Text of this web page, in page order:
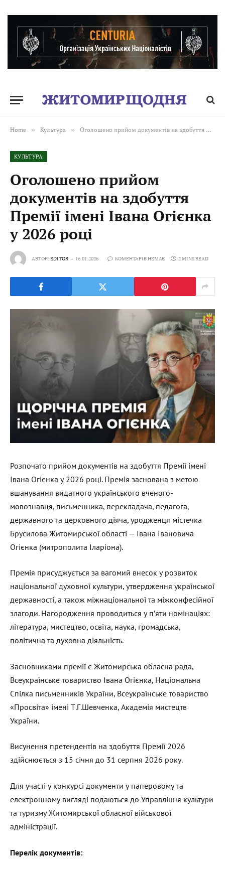
Home » Культура » Оголошено прийом документів на здобуття Премії імені Івана Огієнка у 2026 році
КУЛЬТУРА
Оголошено прийом
документів на здобуття
Премії імені Івана Огієнка
у 2026 році
АВТОР:EDITOR 16.01.2026 КОМЕНТАРІВ НЕМАЄ 2 MINS READ
Розпочато прийом документів на здобуття Премії імені
Івана Огієнка у 2026 році. Премія заснована з метою
вшанування видатного українського вченого-
мовознавця, письменника, перекладача, педагога,
державного та церковного діяча, уродженця містечка
Брусилова Житомирської області — Івана Івановича
Огієнка (митрополита Іларіона).
Премія присуджується за вагомий внесок у розвиток
національної духовної культури, утвердження української
державності, а також міжнаціональної та міжконфесійної
злагоди. Нагородження проводиться у п’яти номінаціях:
література, мистецтво, освіта, наука, громадська,
політична та духовна діяльність.
Засновниками премії є Житомирська обласна рада,
Всеукраїнське товариство Івана Огієнка, Національна
Спілка письменників України, Всеукраїнське товариство
«Просвіта» імені Т.Г.Шевченка, Академія мистецтв
України.
Висунення претендентів на здобуття Премії 2026
здійснюється з 15 січня до 31 серпня 2026 року.
Для участі у конкурсі документи у паперовому та
електронному вигляді подаються до Управління культури
та туризму Житомирської обласної військової
адміністрації.
Перелік документів: